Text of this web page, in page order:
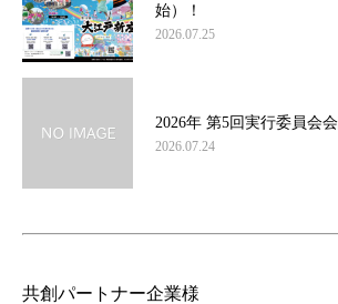
始）！
2026.07.25
2026年 第5回実行委員会
2026.07.24
共創パートナー企業様